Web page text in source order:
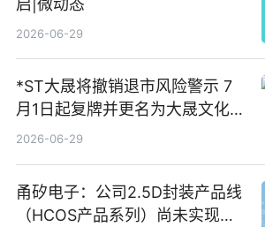
启|微动态
2026-06-29
*ST大晟将撤销退市风险警示 7
月1日起复牌并更名为大晟文化
今日视点
2026-06-29
甬矽电子：公司2.5D封装产品线
（HCOS产品系列）尚未实现量